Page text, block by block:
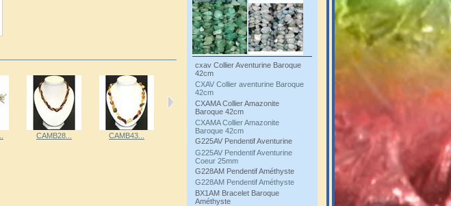
CAMB28... CAMB43... CAMB7... CAMB3R... GAMB3...
cxav Collier Aventurine Baroque
42cm
CXAV Collier aventurine Baroque
42cm
CXAMA Collier Amazonite
Baroque 42cm
CXAMA Collier Amazonite
Baroque 42cm
G225AV Pendentif Aventurine
G225AV Pendentif Aventurine
Coeur 25mm
G228AM Pendentif Améthyste
G228AM Pendentif Améthyste
BX1AM Bracelet Baroque
Améthyste